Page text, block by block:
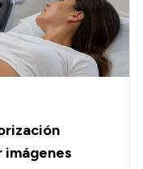
imágenes